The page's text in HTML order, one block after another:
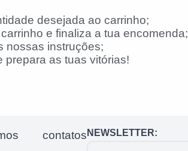
desejada ao carrinho;
e finaliza a tua encomenda;
nossas instruções;
prepara as tuas vitórias!
contatos NEWSLETTER: